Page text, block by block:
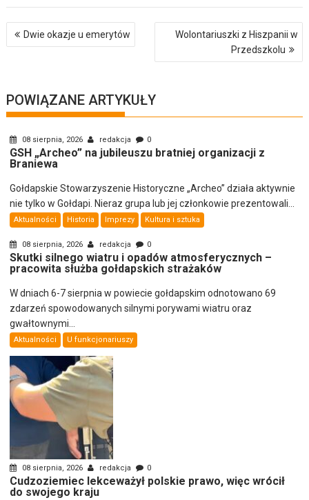
Nawigacja
wpisu
Dwie okazje u emerytów
Wolontariuszki z Hiszpanii w
Przedszkolu
POWIĄZANE ARTYKUŁY
08 sierpnia, 2026 redakcja 0
GSH „Archeo” na jubileuszu bratniej organizacji z
Braniewa
Gołdapskie Stowarzyszenie Historyczne „Archeo” działa aktywnie
nie tylko w Gołdapi. Nieraz grupa lub jej członkowie prezentowali...
Aktualności Historia Imprezy Kultura i sztuka
08 sierpnia, 2026 redakcja 0
Skutki silnego wiatru i opadów atmosferycznych –
pracowita służba gołdapskich strażaków
W dniach 6-7 sierpnia w powiecie gołdapskim odnotowano 69
zdarzeń spowodowanych silnymi porywami wiatru oraz
gwałtownymi...
Aktualności U funkcjonariuszy
08 sierpnia, 2026 redakcja 0
Cudzoziemiec lekceważył polskie prawo, więc wrócił
do swojego kraju